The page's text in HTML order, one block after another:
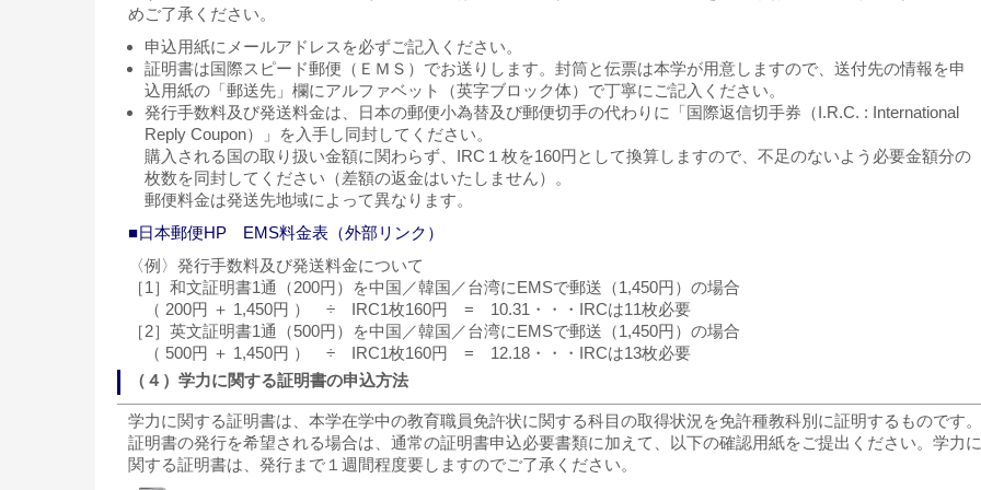
めご了承ください。
申込用紙にメールアドレスを必ずご記入ください。
証明書は国際スピード郵便（ＥＭＳ）でお送りします。封筒と伝票は本学が用意しますので、送付先の情報を申
込用紙の「郵送先」欄にアルファベット（英字ブロック体）で丁寧にご記入ください。
発行手数料及び発送料金は、日本の郵便小為替及び郵便切手の代わりに「国際返信切手券（I.R.C. : International
Reply Coupon）」を入手し同封してください。
購入される国の取り扱い金額に関わらず、IRC１枚を160円として換算しますので、不足のないよう必要金額分の
枚数を同封してください（差額の返金はいたしません）。
郵便料金は発送先地域によって異なります。
■日本郵便HP EMS料金表（外部リンク）
〈例〉発行手数料及び発送料金について
［1］和文証明書1通（200円）を中国／韓国／台湾にEMSで郵送（1,450円）の場合
（ 200円 ＋ 1,450円 ） ÷ IRC1枚160円 = 10.31・・・IRCは11枚必要
［2］英文証明書1通（500円）を中国／韓国／台湾にEMSで郵送（1,450円）の場合
（ 500円 ＋ 1,450円 ） ÷ IRC1枚160円 = 12.18・・・IRCは13枚必要
（４）学力に関する証明書の申込方法
学力に関する証明書は、本学在学中の教育職員免許状に関する科目の取得状況を免許種教科別に証明するものです。
証明書の発行を希望される場合は、通常の証明書申込必要書類に加えて、以下の確認用紙をご提出ください。学力に
関する証明書は、発行まで１週間程度要しますのでご了承ください。